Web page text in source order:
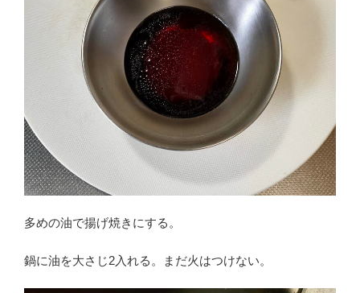
多めの油で揚げ焼きにする。
鍋に油を大さじ2入れる。まだ火はつけない。